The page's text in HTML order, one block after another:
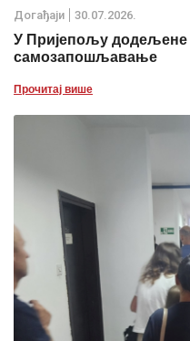
Дoгађаjи 30.07.2026.
У Пријепољу додељене
самозапошљавање
Прочитај више